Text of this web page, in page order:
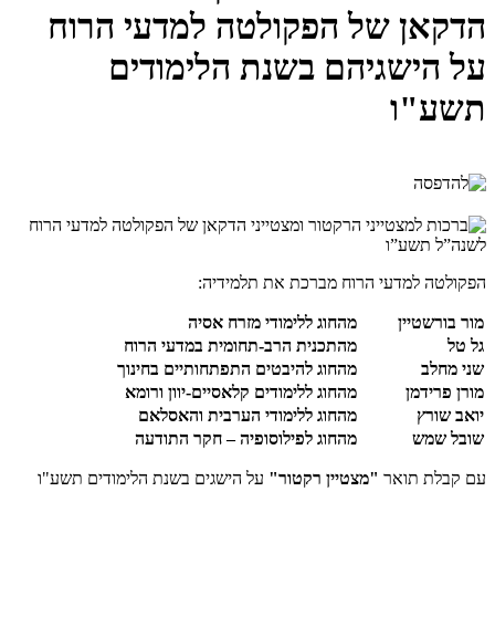
הדקאן של הפקולטה למדעי הרוח
על הישגיהם בשנת הלימודים
תשע"ו
הפקולטה למדעי הרוח מברכת את תלמידיה:
מור בורשטיין
מהחוג ללימודי מזרח אסיה
גל טל
מהתכנית הרב-תחומית במדעי הרוח
שני מחלב
מהחוג להיבטים התפתחותיים בחינוך
מורן פרידמן
מהחוג ללימודים קלאסיים-יוון ורומא
יואב שורץ
מהחוג ללימודי הערבית והאסלאם
שובל שמש
מהחוג לפילוסופיה – חקר התודעה
עם קבלת תואר "מצטיין רקטור" על הישגים בשנת הלימודים תשע"ו